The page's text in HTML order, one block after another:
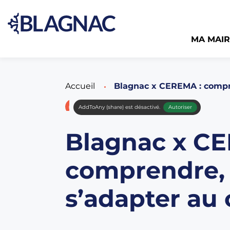
MA
Accueil Page active :
Blagnac x CEREMA :
AddToAny (share) est désactivé. Autoriser
Blagnac x
s’adapter